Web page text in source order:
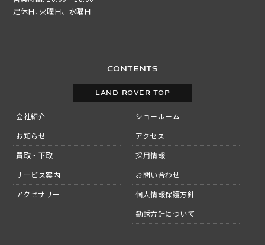
CONTENTS
LAND ROVER TOP
会社紹介
お知らせ
買取・下取
サービス案内
アクセサリー
ショールーム
アクセス
採用情報
お問い合わせ
個人情報保護方針
勧誘方針について
定休日. 火曜日、水曜日